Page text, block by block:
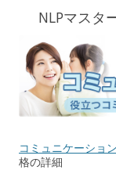
NLPマスタ
コミュニケーショ
格の詳細